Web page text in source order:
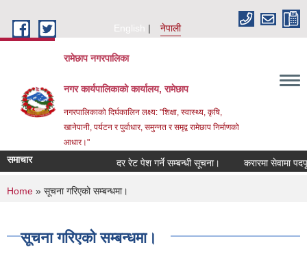
English
नेपाली
रामेछाप नगरपालिका
नगर कार्यपालिकाको कार्यालय, रामेछाप
नगरपालिकाको दिर्घकालिन लक्ष्य: "शिक्षा, स्वास्थ्य, कृषि,
खानेपानी, पर्यटन र पुर्वाधार, समुन्नत र समृद्व रामेछाप निर्माणको
आधार।"
समाचार दर रेट पेश गर्ने सम्बन्धी सूचना। करारमा सेवामा पदपूर्ति
You are here
Home » सूचना गरिएको सम्बन्धमा।
सूचना गरिएको सम्बन्धमा।